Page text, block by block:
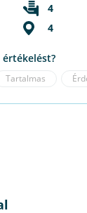
4
4
Tartalmas